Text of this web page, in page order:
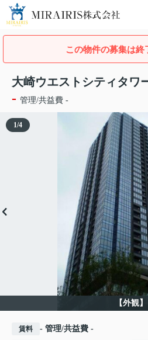
この物件の募集は終
大崎ウエストシティタワ
- 管理/共益費 -
【外観】
1/4
賃料 - 管理/共益費 -